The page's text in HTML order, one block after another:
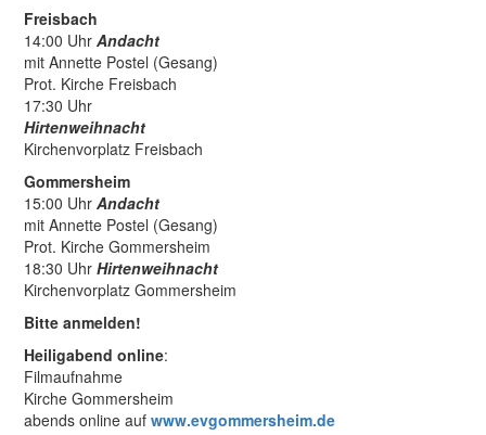
Freisbach
14:00 UhrAndacht
mit Annette Postel (Gesang)
Prot. Kirche Freisbach
17:30 Uhr
Hirtenweihnacht
Kirchenvorplatz Freisbach
Gommersheim
15:00 UhrAndacht
mit Annette Postel (Gesang)
Prot. Kirche Gommersheim
18:30 UhrHirtenweihnacht
Kirchenvorplatz Gommersheim
Bitte anmelden!
Heiligabend online:
Filmaufnahme
Kirche Gommersheim
abends online aufwww.evgommersheim.de